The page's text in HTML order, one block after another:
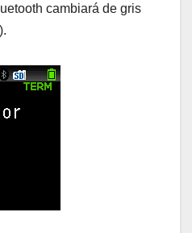
cambiará de gris